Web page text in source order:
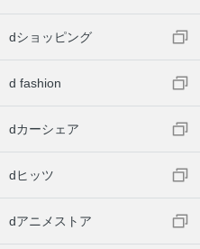
dショッピング
d fashion
dカーシェア
dヒッツ
dアニメストア